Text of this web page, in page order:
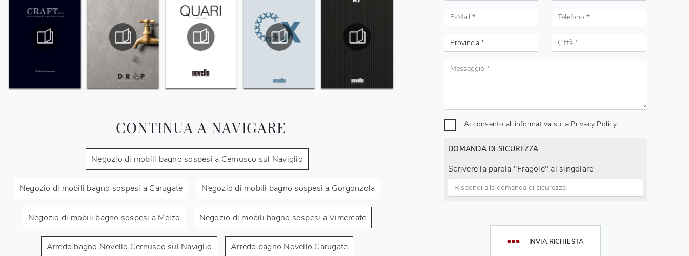
CONTINUA A NAVIGARE
Negozio di mobili bagno sospesi a Cernusco sul Naviglio
Negozio di mobili bagno sospesi a Carugate Negozio di mobili bagno sospesi a Gorgonzola
Negozio di mobili bagno sospesi a Melzo Negozio di mobili bagno sospesi a Vimercate
Arredo bagno Novello Cernusco sul Naviglio Arredo bagno Novello Carugate
Acconsento all'informativa sulla Privacy Policy
DOMANDA DI SICUREZZA
Scrivere la parola "Fragole" al singolare
INVIA RICHIESTA